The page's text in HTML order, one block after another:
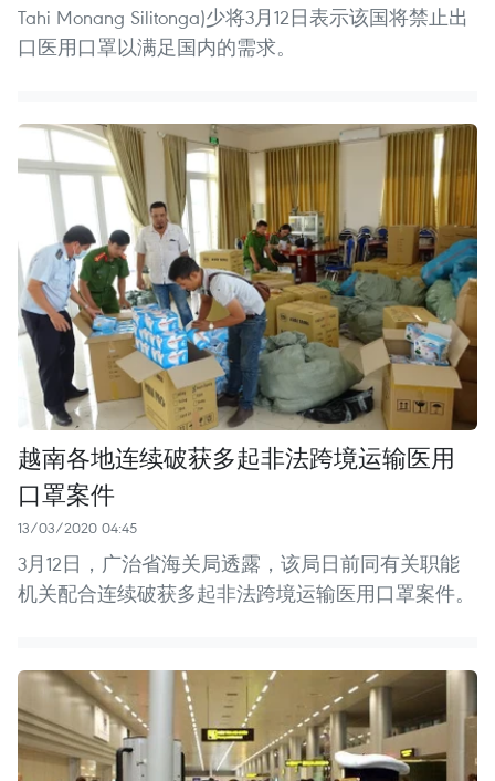
Tahi Monang Silitonga)少将3月12日表示该国将禁止出
口医用口罩以满足国内的需求。
越南各地连续破获多起非法跨境运输医用
口罩案件
13/03/2020 04:45
3月12日，广治省海关局透露，该局日前同有关职能
机关配合连续破获多起非法跨境运输医用口罩案件。